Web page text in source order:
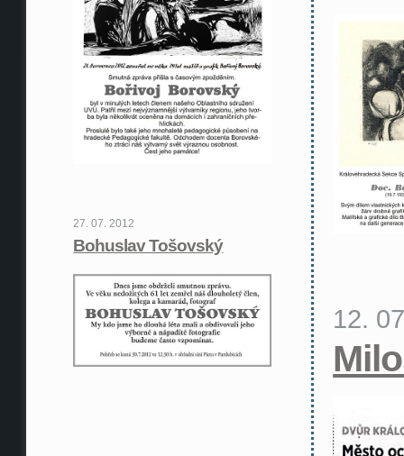
27. 07. 2012
Bohuslav Tošovský
12.